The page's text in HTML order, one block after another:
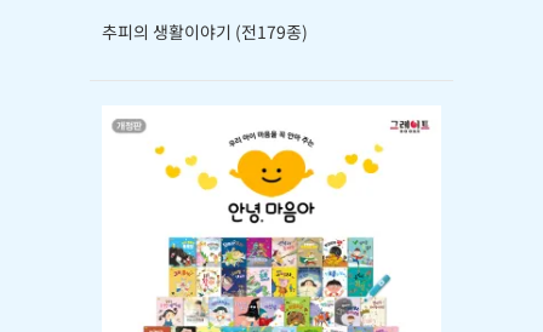
추피의 생활이야기 (전179종)